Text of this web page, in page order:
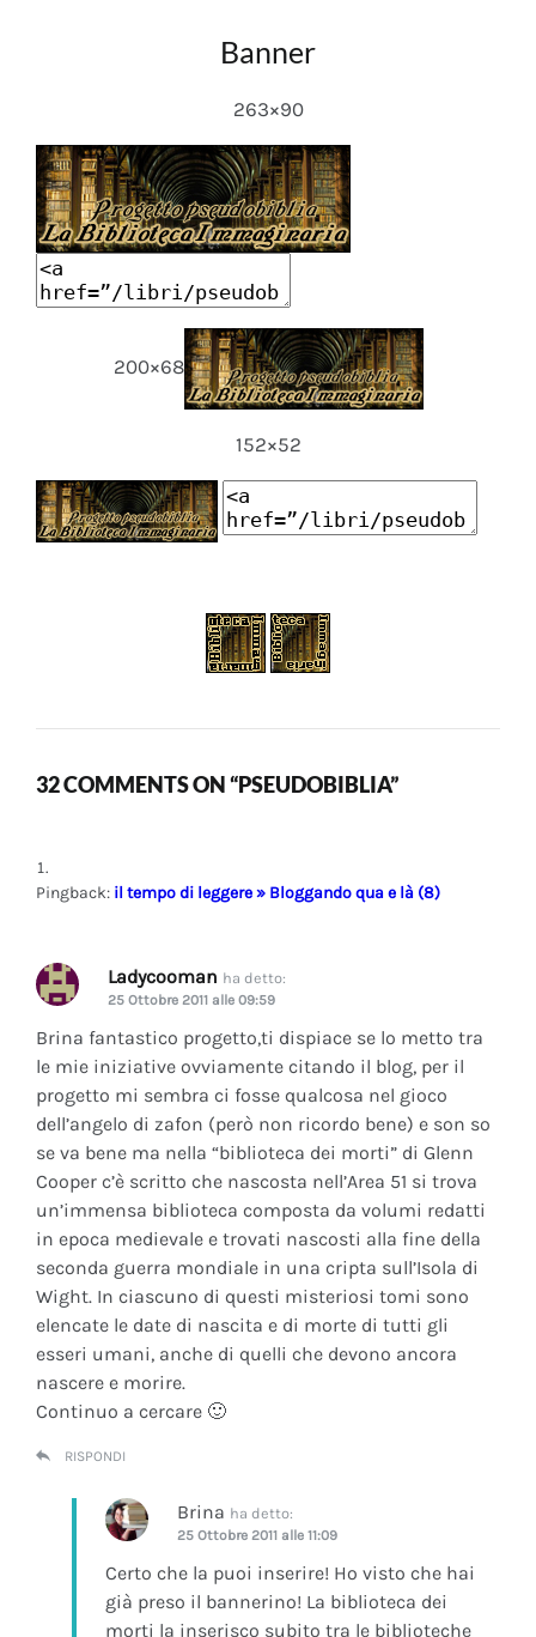
Banner
263×90
200×68
152×52
32 COMMENTS ON “PSEUDOBIBLIA”
Pingback: il tempo di leggere » Bloggando qua e là (8)
Ladycooman ha detto:
25 Ottobre 2011 alle 09:59
Brina fantastico progetto,ti dispiace se lo metto tra
le mie iniziative ovviamente citando il blog, per il
progetto mi sembra ci fosse qualcosa nel gioco
dell’angelo di zafon (però non ricordo bene) e son so
se va bene ma nella “biblioteca dei morti” di Glenn
Cooper c’è scritto che nascosta nell’Area 51 si trova
un’immensa biblioteca composta da volumi redatti
in epoca medievale e trovati nascosti alla fine della
seconda guerra mondiale in una cripta sull’Isola di
Wight. In ciascuno di questi misteriosi tomi sono
elencate le date di nascita e di morte di tutti gli
esseri umani, anche di quelli che devono ancora
nascere e morire.
Continuo a cercare 🙂
RISPONDI
Brina ha detto:
25 Ottobre 2011 alle 11:09
Certo che la puoi inserire! Ho visto che hai
già preso il bannerino! La biblioteca dei
morti la inserisco subito tra le biblioteche